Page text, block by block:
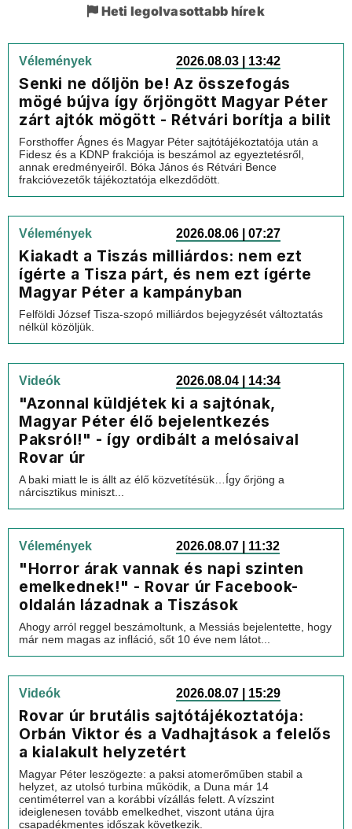
Heti legolvasottabb hírek
Vélemények 2026.08.03 | 13:42
Senki ne dőljön be! Az összefogás
mögé bújva így őrjöngött Magyar Péter
zárt ajtók mögött - Rétvári borítja a bilit
Forsthoffer Ágnes és Magyar Péter sajtótájékoztatója után a
Fidesz és a KDNP frakciója is beszámol az egyeztetésről,
annak eredményeiről. Bóka János és Rétvári Bence
frakcióvezetők tájékoztatója elkezdődött.
Vélemények 2026.08.06 | 07:27
Kiakadt a Tiszás milliárdos: nem ezt
ígérte a Tisza párt, és nem ezt ígérte
Magyar Péter a kampányban
Felföldi József Tisza-szopó milliárdos bejegyzését változtatás
nélkül közöljük.
Videók 2026.08.04 | 14:34
"Azonnal küldjétek ki a sajtónak,
Magyar Péter élő bejelentkezés
Paksról!" - így ordibált a melósaival
Rovar úr
A baki miatt le is állt az élő közvetítésük…Így őrjöng a
nárcisztikus miniszt...
Vélemények 2026.08.07 | 11:32
"Horror árak vannak és napi szinten
emelkednek!" - Rovar úr Facebook-
oldalán lázadnak a Tiszások
Ahogy arról reggel beszámoltunk, a Messiás bejelentette, hogy
már nem magas az infláció, sőt 10 éve nem látot...
Videók 2026.08.07 | 15:29
Rovar úr brutális sajtótájékoztatója:
Orbán Viktor és a Vadhajtások a felelős
a kialakult helyzetért
Magyar Péter leszögezte: a paksi atomerőműben stabil a
helyzet, az utolsó turbina működik, a Duna már 14
centiméterrel van a korábbi vízállás felett. A vízszint
ideiglenesen tovább emelkedhet, viszont utána újra
csapadékmentes időszak következik.